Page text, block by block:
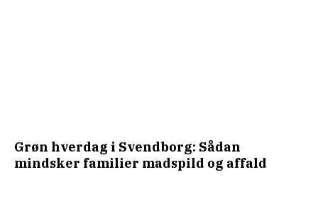
Grøn hverdag i Svendborg: Sådan
mindsker familier madspild og affald